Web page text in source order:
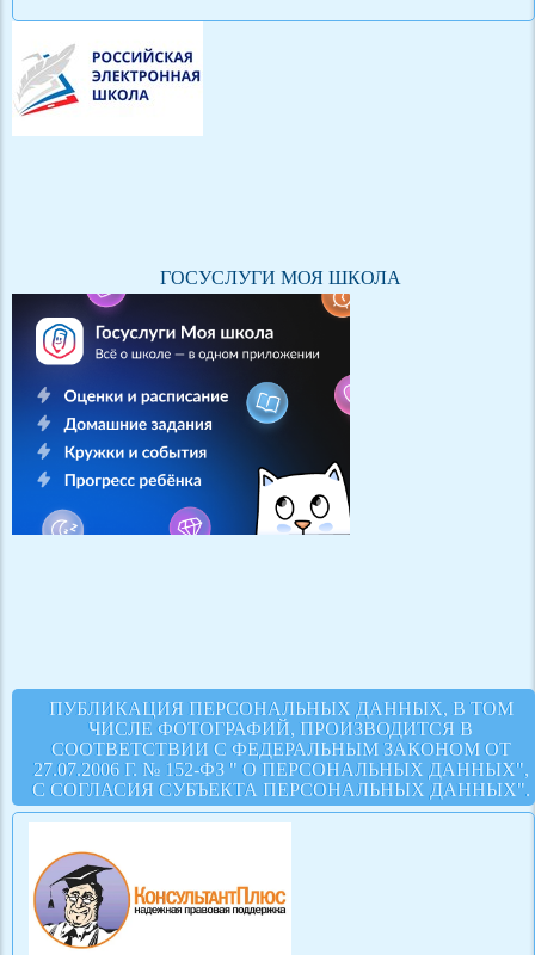
ГОСУСЛУГИ МОЯ ШКОЛА
ПУБЛИКАЦИЯ ПЕРСОНАЛЬНЫХ ДАННЫХ, В ТОМ
ЧИСЛЕ ФОТОГРАФИЙ, ПРОИЗВОДИТСЯ В
СООТВЕТСТВИИ С ФЕДЕРАЛЬНЫМ ЗАКОНОМ ОТ
27.07.2006 Г. № 152-ФЗ " О ПЕРСОНАЛЬНЫХ ДАННЫХ",
С СОГЛАСИЯ СУБЪЕКТА ПЕРСОНАЛЬНЫХ ДАННЫХ".